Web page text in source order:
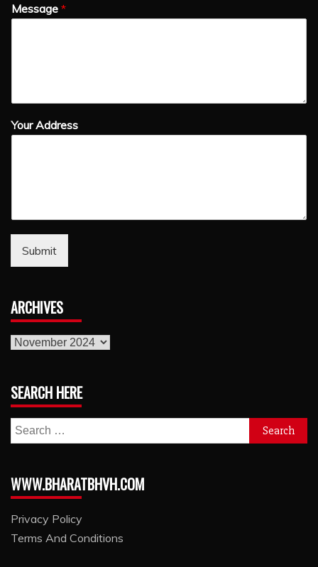
Message *
Your Address
Submit
ARCHIVES
archives
SEARCH HERE
Search
for:
WWW.BHARATBHVH.COM
Privacy Policy
Terms And Conditions